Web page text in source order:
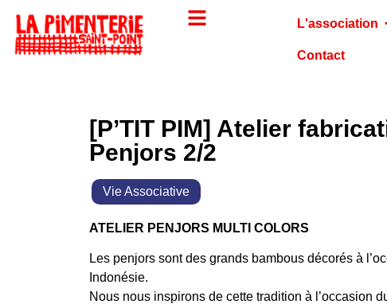
L'association
Contact
[P’TIT PIM] Atelier
Penjors 2/2
Vie Associative
ATELIER PENJORS MULTI COLORS
Les penjors sont des grands bambous décorés à
Indonésie.
Nous nous inspirons de cette tradition à l’occasion